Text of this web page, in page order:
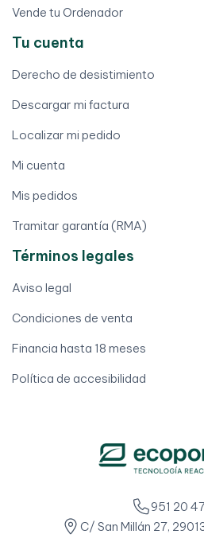
Vende tu Ordenador
Tu cuenta
Derecho de desistimiento
Descargar mi factura
Localizar mi pedido
Mi cuenta
Mis pedidos
Tramitar garantía (RMA)
Términos legales
Aviso legal
Condiciones de venta
Financia hasta 18 meses
Política de accesibilidad
951 20
C/ San Millán 27,